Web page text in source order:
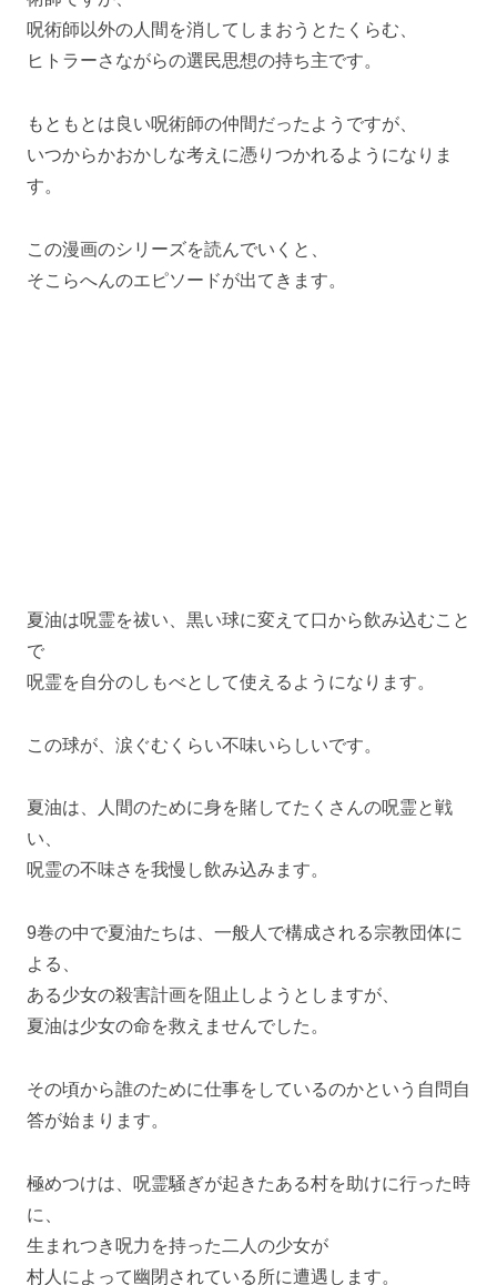
呪術師以外の人間を消してしまおうとたくらむ、
ヒトラーさながらの選民思想の持ち主です。
もともとは良い呪術師の仲間だったようですが、
いつからかおかしな考えに憑りつかれるようになりま
す。
この漫画のシリーズを読んでいくと、
そこらへんのエピソードが出てきます。
夏油は呪霊を祓い、黒い球に変えて口から飲み込むこと
で
呪霊を自分のしもべとして使えるようになります。
この球が、涙ぐむくらい不味いらしいです。
夏油は、人間のために身を賭してたくさんの呪霊と戦
い、
呪霊の不味さを我慢し飲み込みます。
9巻の中で夏油たちは、一般人で構成される宗教団体に
よる、
ある少女の殺害計画を阻止しようとしますが、
夏油は少女の命を救えませんでした。
その頃から誰のために仕事をしているのかという自問自
答が始まります。
極めつけは、呪霊騒ぎが起きたある村を助けに行った時
に、
生まれつき呪力を持った二人の少女が
村人によって幽閉されている所に遭遇します。